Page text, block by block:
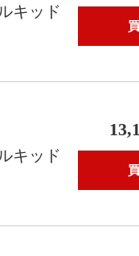
キッド
キッド